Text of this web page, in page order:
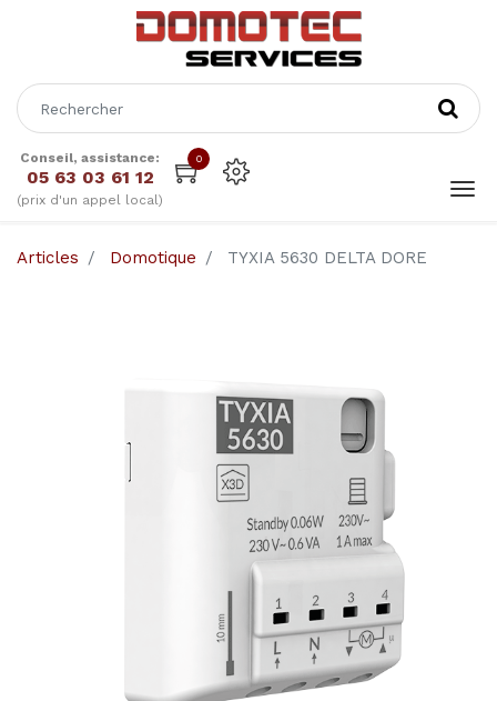
Conseil, assistance:
05 63 03 61 12
(prix d'un appel local)
0
Articles Domotique TYXIA 5630 DELTA DORE